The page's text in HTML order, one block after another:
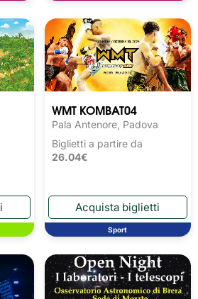
WMT KOMBAT04
Pala Antenore, Padova
Biglietti a partire da
26.04€
Sport